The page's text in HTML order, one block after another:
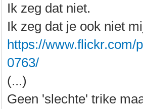
Ik zeg dat niet.
Ik zeg dat je ook niet
https://www.flickr.com/
0763/
(...)
Geen 'slechte' trike